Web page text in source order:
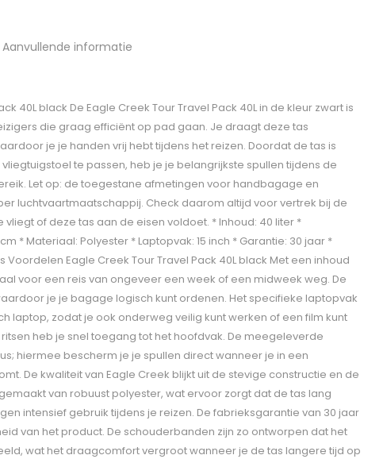
Aanvullende informatie
40L black De Eagle Creek Tour Travel Pack 40L in de kleur zwart is
die graag efficiënt op pad gaan. Je draagt deze tas
je je handen vrij hebt tijdens het reizen. Doordat de tas is
te passen, heb je je belangrijkste spullen tijdens de
Let op: de toegestane afmetingen voor handbagage en
luchtvaartmaatschappij. Check daarom altijd voor vertrek bij de
of deze tas aan de eisen voldoet. * Inhoud: 40 liter *
* Materiaal: Polyester * Laptopvak: 15 inch * Garantie: 30 jaar *
Voordelen Eagle Creek Tour Travel Pack 40L black Met een inhoud
voor een reis van ongeveer een week of een midweek weg. De
je je bagage logisch kunt ordenen. Het specifieke laptopvak
laptop, zodat je ook onderweg veilig kunt werken of een film kunt
heb je snel toegang tot het hoofdvak. De meegeleverde
hiermee bescherm je je spullen direct wanneer je in een
De kwaliteit van Eagle Creek blijkt uit de stevige constructie en de
van robuust polyester, wat ervoor zorgt dat de tas lang
intensief gebruik tijdens je reizen. De fabrieksgarantie van 30 jaar
van het product. De schouderbanden zijn zo ontworpen dat het
wat het draagcomfort vergroot wanneer je de tas langere tijd op